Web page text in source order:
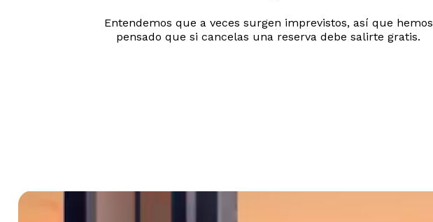
Entendemos que a veces surgen imprevistos, así que hemos
pensado que si cancelas una reserva debe salirte gratis.